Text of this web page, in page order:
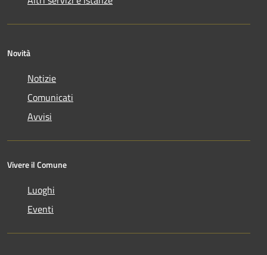
Novità
Notizie
Comunicati
Avvisi
Vivere il Comune
Luoghi
Eventi